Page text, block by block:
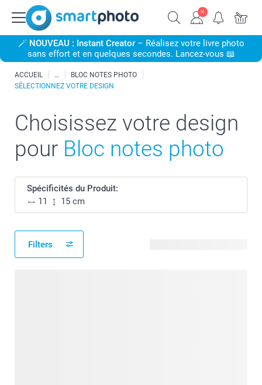
🪄 NOUVEAU : Instant Creator– Réalisez votre livre photo
sans effort et en quelques secondes. Lancez-vous 📖
ACCUEIL
BLOC NOTES PHOTO
SÉLECTIONNEZ VOTRE DESIGN
Choisissez votre design
pour Bloc notes photo
Spécificités du Produit:
11
15 cm
Filters